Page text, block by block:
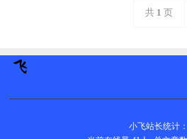
共 1 页
小飞站长统计：